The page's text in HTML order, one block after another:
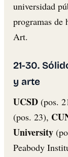
universidad
programas de
Art.
21-30.
y arte
UCSD (pos.
(pos. 23),
University
Peabody